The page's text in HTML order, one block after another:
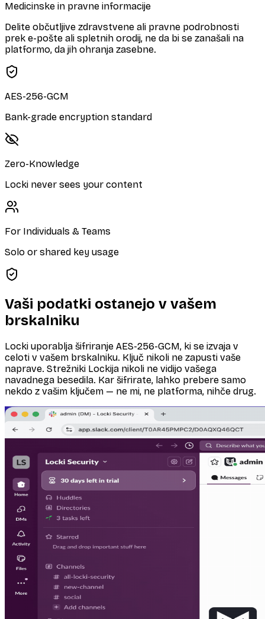
Medicinske in pravne informacije
Delite občutljive zdravstvene ali pravne podrobnosti
prek e-pošte ali spletnih orodij, ne da bi se zanašali na
platformo, da jih ohranja zasebne.
AES-256-GCM
Bank-grade encryption standard
Zero-Knowledge
Locki never sees your content
For Individuals & Teams
Solo or shared key usage
Vaši podatki ostanejo v vašem
brskalniku
Locki uporablja šifriranje AES-256-GCM, ki se izvaja v
celoti v vašem brskalniku. Ključ nikoli ne zapusti vaše
naprave. Strežniki Lockija nikoli ne vidijo vašega
navadnega besedila. Kar šifrirate, lahko prebere samo
nekdo z vašim ključem — ne mi, ne platforma, nihče drug.